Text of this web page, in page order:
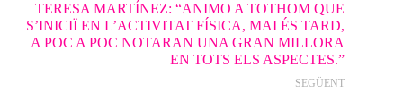
TERESA MARTÍNEZ: “ANIMO A TOTHOM QUE
S’INICIÏ EN L’ACTIVITAT FÍSICA, MAI ÉS TARD,
A POC A POC NOTARAN UNA GRAN MILLORA
EN TOTS ELS ASPECTES.”
SEGÜENT